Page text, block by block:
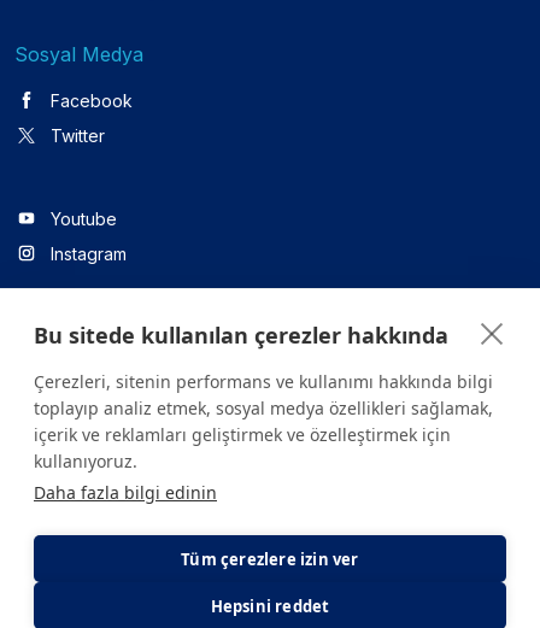
Sosyal Medya
Facebook
Twitter
Youtube
Instagram
Linkedin
Sitede yer alan tüm içerikler yalnızca bilgilendirme amaçlıdır.
Sağlığınızla ilgili sorularınız için mutlaka doktoruza ya da bir sağlık
kuruluşuna başvurunuz.
Gizlilik ve Çerez Politikası KVKK Aydınlatma Metni
Bu sitede kullanılan çerezler hakkında
Çerezleri, sitenin performans ve kullanımı hakkında bilgi
toplayıp analiz etmek, sosyal medya özellikleri sağlamak,
içerik ve reklamları geliştirmek ve özelleştirmek için
kullanıyoruz.
Daha fazla bilgi edinin
Tüm çerezlere izin ver
Hepsini reddet